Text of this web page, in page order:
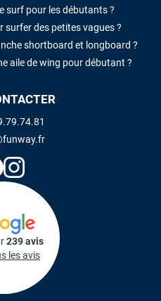
surf pour les débutants ?
surfer des petites vagues ?
shortboard et longboard ?
aile de wing pour débutant ?
239 avis
les avis